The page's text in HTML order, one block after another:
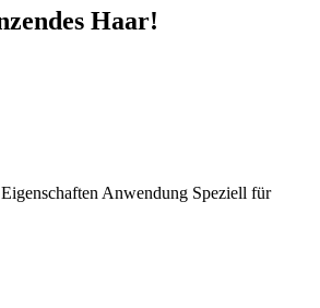
Haar!
Eigenschaften Anwendung Speziell für